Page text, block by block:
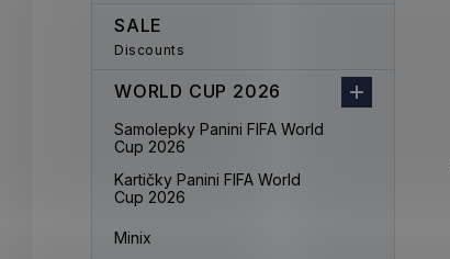
SALE
Discounts
WORLD CUP 2026
Samolepky Panini FIFA World
Cup 2026
Kartičky Panini FIFA World
Cup 2026
Minix